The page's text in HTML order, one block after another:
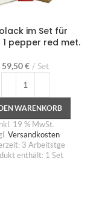
im Set für
1 pepper red met.
59,50€ Set
DEN WARENKORB
19 % MwSt.
Versandkosten
3 Arbeitstge
enthält: 1 Set